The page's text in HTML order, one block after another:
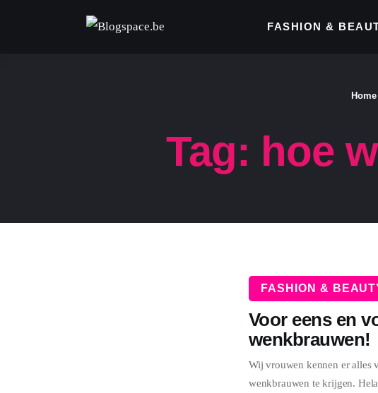
FASHION &
Tag: hoe
Home
FASHION & BEAUTY
WONEN
FASHION &
Voor eens en
wenkbrauwen!
Wij vrouwen kennen er alles
wenkbrauwen te krijgen.